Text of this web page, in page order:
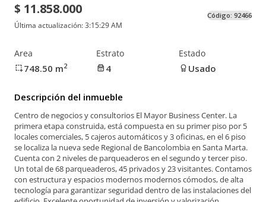
$ 11.858.000
Última actualización:3:15:29 AM
Código: 92466
Area
748.50 m2
Estrato
4
Estado
Usado
Descripción del inmueble
Centro de negocios y consultorios El Mayor Business Center. La
primera etapa construida, está compuesta en su primer piso por 5
locales comerciales, 5 cajeros automáticos y 3 oficinas, en el 6 piso
se localiza la nueva sede Regional de Bancolombia en Santa Marta.
Cuenta con 2 niveles de parqueaderos en el segundo y tercer piso.
Un total de 68 parqueaderos, 45 privados y 23 visitantes. Contamos
con estructura y espacios modernos modernos cómodos, de alta
tecnología para garantizar seguridad dentro de las instalaciones del